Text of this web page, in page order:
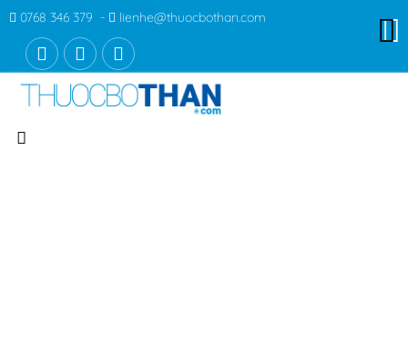
0768 346 379 - lienhe@thuocbothan.com